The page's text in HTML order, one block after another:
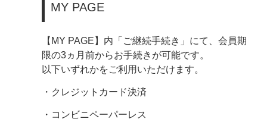
MY PAGE
【MY PAGE】内「ご継続手続き」にて、会員期
限の3ヵ月前からお手続きが可能です。
以下いずれかをご利用いただけます。
・クレジットカード決済
・コンビニペーパーレス